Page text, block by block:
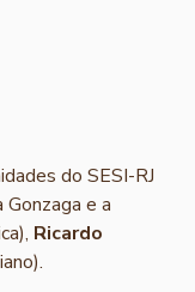
do SESI-RJ
e a
Ricardo